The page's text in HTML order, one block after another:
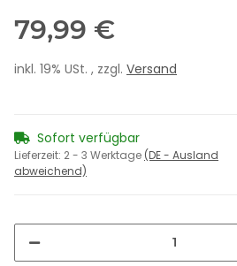
79,99 €
inkl. 19% USt. , zzgl. Versand
Sofort verfügbar
Lieferzeit: 2 - 3 Werktage (DE - Ausland
abweichend)